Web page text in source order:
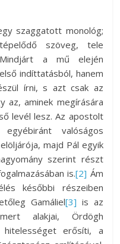
szaggatott monológ;
szöveg, tele
Mindjárt a mű elején
indíttatásból, hanem
írni, s azt csak az
az, aminek megírására
levél lesz. Az apostolt
valóságos
majd Pál egyik
szerint részt
is.[2] Ám
későbbi részeiben
Gamáliel[3] is az
alakjai, Ördögh
erősíti, a